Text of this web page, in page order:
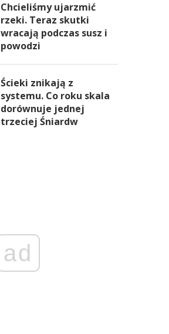
Chcieliśmy ujarzmić
rzeki. Teraz skutki
wracają podczas susz i
powodzi
Ścieki znikają z
systemu. Co roku skala
dorównuje jednej
trzeciej Śniardw
ad